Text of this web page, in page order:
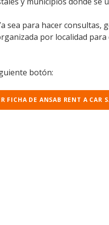
sea para hacer
por localidad
botón:
FICHA DE ANSAB RENT A CAR